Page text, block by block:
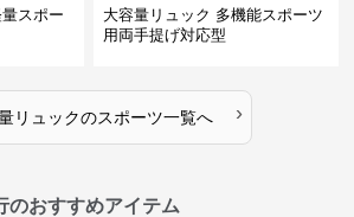
スポー
大容量リュック 多機能スポーツ
用両手提げ対応型
リュックのスポーツ一覧へ ›
のおすすめアイテム